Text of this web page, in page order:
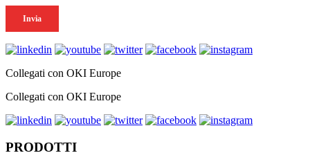
Collegati con OKI Europe
Collegati con OKI Europe
PRODOTTI